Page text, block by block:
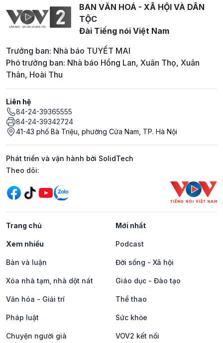
BAN VĂN HOÁ - XÃ HỘI VÀ DÂN
TỘC
Đài Tiếng nói Việt Nam
Trưởng ban: Nhà báo TUYẾT MAI
Phó trưởng ban: Nhà báo Hồng Lan, Xuân Thọ, Xuân
Thân, Hoài Thu
Liên hệ
84-24-39365555
84-24-39342724
41-43 phố Bà Triệu, phường Cửa Nam, TP. Hà Nội
Phát triển và vận hành bởi SolidTech
Mạng xã hội
Theo dõi:
Trang chủ Mới nhất
Xem nhiều Podcast
Bàn và luận Đời sống - Xã hội
Xóa nhà tạm, nhà dột nát Giáo dục - Đào tạo
Văn hóa - Giải trí Thể thao
Pháp luật Sức khỏe
Chuyện người già VOV2 kết nối